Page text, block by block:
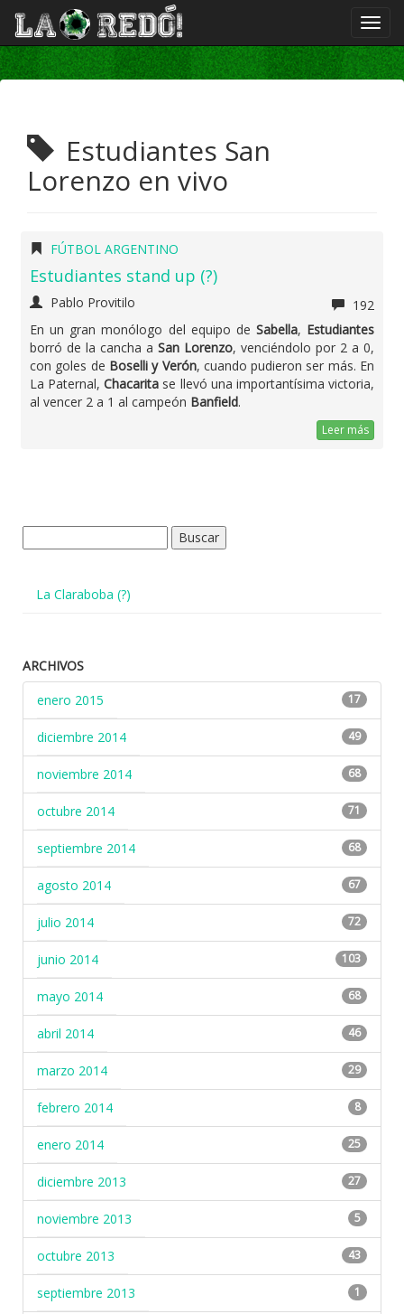
Estudiantes San
Lorenzo en vivo
FÚTBOL ARGENTINO
Estudiantes stand up (?)
Pablo Provitilo
192
En un gran monólogo del equipo de Sabella, Estudiantes
borró de la cancha a San Lorenzo, venciéndolo por 2 a 0,
con goles de Boselli y Verón, cuando pudieron ser más. En
La Paternal,Chacarita se llevó una importantísima victoria,
al vencer 2 a 1 al campeón Banfield.
Leer más
La Claraboba (?)
ARCHIVOS
enero 2015
17
diciembre 2014 49
noviembre 2014 68
octubre 2014 71
septiembre 2014 68
agosto 2014 67
julio 2014 72
junio 2014 103
mayo 2014 68
abril 2014 46
marzo 2014 29
febrero 2014 8
enero 2014 25
diciembre 2013 27
noviembre 2013 5
octubre 2013 43
septiembre 2013 1